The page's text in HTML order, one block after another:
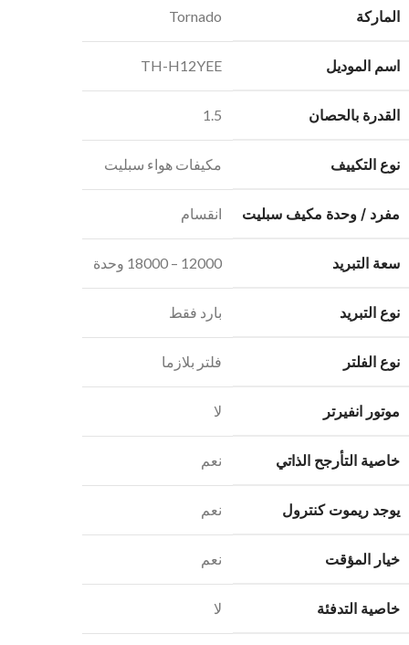
الماركة Tornado
اسم الموديل TH-H12YEE
القدرة بالحصان 1.5
نوع التكييف مكيفات هواء سبليت
مفرد / وحدة مكيف سبليت انقسام
سعة التبريد 12000 – 18000 وحدة
نوع التبريد بارد فقط
نوع الفلتر فلتر بلازما
موتور انفيرتر لا
خاصية التأرجح الذاتي نعم
يوجد ريموت كنترول نعم
خيار المؤقت نعم
خاصية التدفئة لا